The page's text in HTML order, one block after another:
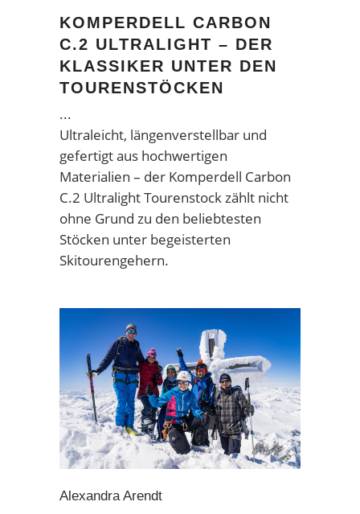
KOMPERDELL CARBON
C.2 ULTRALIGHT – DER
KLASSIKER UNTER DEN
TOURENSTÖCKEN
Ultraleicht, längenverstellbar und
gefertigt aus hochwertigen
Materialien – der Komperdell Carbon
C.2 Ultralight Tourenstock zählt nicht
ohne Grund zu den beliebtesten
Stöcken unter begeisterten
Skitourengehern.
Alexandra Arendt